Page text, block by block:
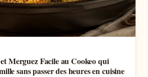
Merguez Facile au Cookeo qui
sans passer des heures en cuisine